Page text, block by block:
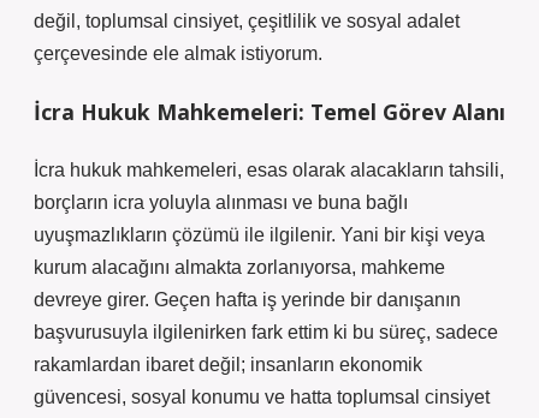
değil, toplumsal cinsiyet, çeşitlilik ve sosyal adalet
çerçevesinde ele almak istiyorum.
İcra Hukuk Mahkemeleri: Temel Görev Alanı
İcra hukuk mahkemeleri, esas olarak alacakların tahsili,
borçların icra yoluyla alınması ve buna bağlı
uyuşmazlıkların çözümü ile ilgilenir. Yani bir kişi veya
kurum alacağını almakta zorlanıyorsa, mahkeme
devreye girer. Geçen hafta iş yerinde bir danışanın
başvurusuyla ilgilenirken fark ettim ki bu süreç, sadece
rakamlardan ibaret değil; insanların ekonomik
güvencesi, sosyal konumu ve hatta toplumsal cinsiyet